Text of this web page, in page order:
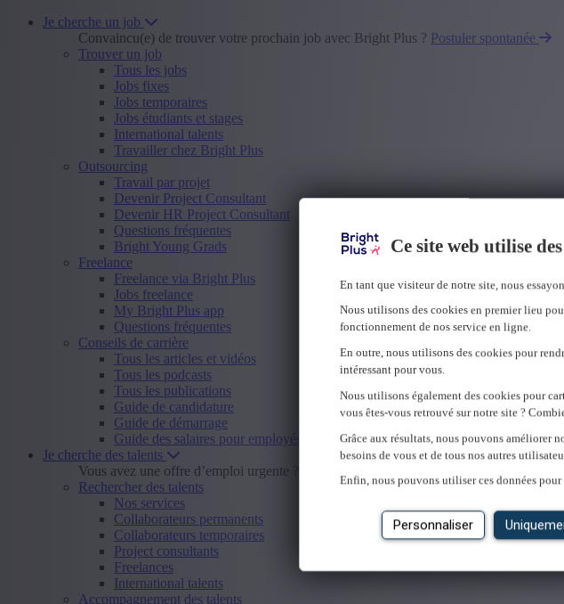
Ce site web utilise
En tant que visiteur de notre site, nous
Nous utilisons des cookies en premier lieu
fonctionnement de nos service en ligne.
En outre, nous utilisons des cookies pour
intéressant pour vous.
Nous utilisons également des cookies pour
vous êtes-vous retrouvé sur notre site ?
Grâce aux résultats, nous pouvons améliorer
besoins de vous et de tous nos autres
Enfin, nous pouvons utiliser ces données
Personnaliser
Je cherche un job
Convaincu(e) de trouver votre prochain job avec Bright Plus ? Postuler spontanée
Trouver un job
Tous les jobs
Jobs fixes
Jobs temporaires
Jobs étudiants et stages
International talents
Travailler chez Bright Plus
Outsourcing
Travail par projet
Devenir Project Consultant
Devenir HR Project Consultant
Questions fréquentes
Bright Young Grads
Freelance
Freelance via Bright Plus
Jobs freelance
My Bright Plus app
Questions fréquentes
Conseils de carrière
Tous les articles et vidéos
Tous les podcasts
Tous les publications
Guide de candidature
Guide de démarrage
Guide des salaires pour employés
Je cherche des talents
Vous avez une offre d’emploi urgente ?
Rechercher des talents
Nos services
Collaborateurs permanents
Collaborateurs temporaires
Project consultants
Freelances
International talents
Accompagnement des talents